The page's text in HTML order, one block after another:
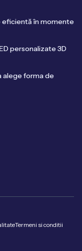
eficientă în momente
personalizate 3D
alege forma de
Termeni si conditii